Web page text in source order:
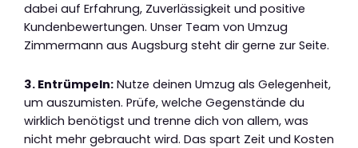
dabei auf Erfahrung, Zuverlässigkeit und positive
Kundenbewertungen. Unser Team von Umzug
Zimmermann aus Augsburg steht dir gerne zur Seite.
3. Entrümpeln: Nutze deinen Umzug als Gelegenheit,
um auszumisten. Prüfe, welche Gegenstände du
wirklich benötigst und trenne dich von allem, was
nicht mehr gebraucht wird. Das spart Zeit und Kosten